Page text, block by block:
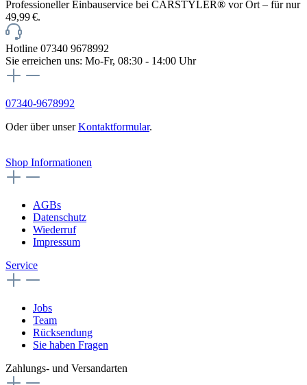
Professioneller Einbauservice bei CARSTYLER® vor Ort – für nur
49,99 €.
Hotline 07340 9678992
Sie erreichen uns: Mo-Fr, 08:30 - 14:00 Uhr
07340-9678992
Oder über unserKontaktformular.
Shop Informationen
AGBs
Datenschutz
Wiederruf
Impressum
Service
Jobs
Team
Rücksendung
Sie haben Fragen
Zahlungs- und Versandarten